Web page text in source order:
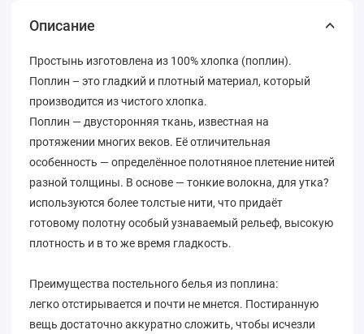
Описание
Простынь изготовлена из 100% хлопка (поплин).
Поплин – это гладкий и плотный материал, который
производится из чистого хлопка.
Поплин — двусторонняя ткань, известная на
протяжении многих веков. Её отличительная
особенность — определённое полотняное плетение нитей
разной толщины. В основе — тонкие волокна, для утка?
используются более толстые нити, что придаёт
готовому полотну особый узнаваемый рельеф, высокую
плотность и в то же время гладкость.
Преимущества постельного белья из поплина:
легко отстирывается и почти не мнется. Постиранную
вещь достаточно аккуратно сложить, чтобы исчезли